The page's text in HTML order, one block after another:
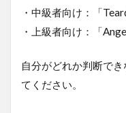
・中級者向け：「
・上級者向け：「
自分がどれか判断で
てください。